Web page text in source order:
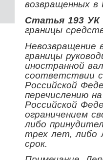
возвращенных в
Статья 193
границы
Невозвращение
границы
иностранной
соответствии
Российской
перечислению
Российской
ограничением
либо
трех лет, либо
срок.